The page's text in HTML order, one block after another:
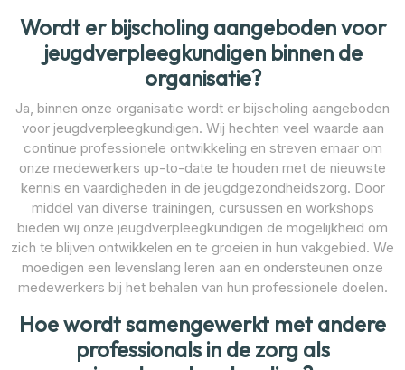
Wordt er bijscholing aangeboden voor
jeugdverpleegkundigen binnen de
organisatie?
Ja, binnen onze organisatie wordt er bijscholing aangeboden
voor jeugdverpleegkundigen. Wij hechten veel waarde aan
continue professionele ontwikkeling en streven ernaar om
onze medewerkers up-to-date te houden met de nieuwste
kennis en vaardigheden in de jeugdgezondheidszorg. Door
middel van diverse trainingen, cursussen en workshops
bieden wij onze jeugdverpleegkundigen de mogelijkheid om
zich te blijven ontwikkelen en te groeien in hun vakgebied. We
moedigen een levenslang leren aan en ondersteunen onze
medewerkers bij het behalen van hun professionele doelen.
Hoe wordt samengewerkt met andere
professionals in de zorg als